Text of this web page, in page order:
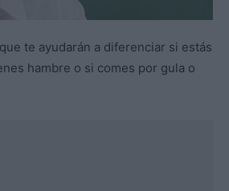
te ayudarán a diferenciar si estás
hambre o si comes por gula o